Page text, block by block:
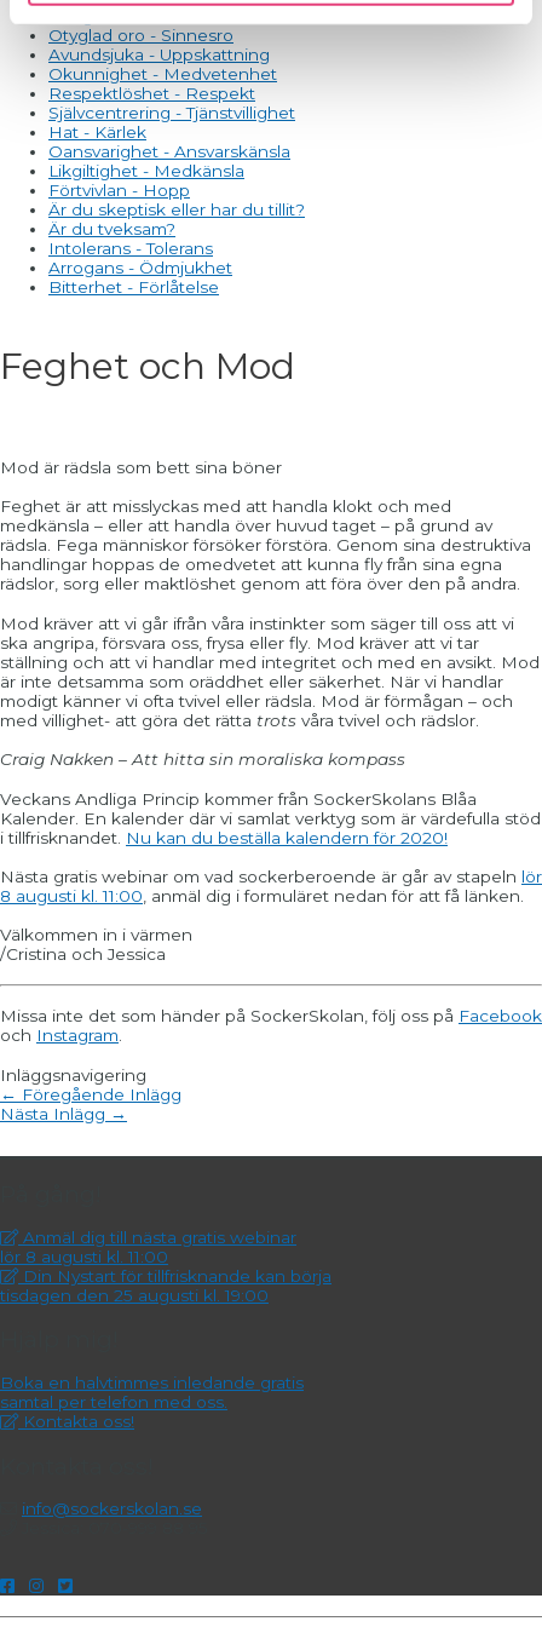
Otyglad oro - Sinnesro
Avundsjuka - Uppskattning
Okunnighet - Medvetenhet
Respektlöshet - Respekt
Självcentrering - Tjänstvillighet
Hat - Kärlek
Oansvarighet - Ansvarskänsla
Likgiltighet - Medkänsla
Förtvivlan - Hopp
Är du skeptisk eller har du tillit?
Är du tveksam?
Intolerans - Tolerans
Arrogans - Ödmjukhet
Bitterhet - Förlåtelse
Feghet och Mod
Mod är rädsla som bett sina böner
Feghet är att misslyckas med att handla klokt och med
medkänsla – eller att handla över huvud taget – på grund av
rädsla. Fega människor försöker förstöra. Genom sina destruktiva
handlingar hoppas de omedvetet att kunna fly från sina egna
rädslor, sorg eller maktlöshet genom att föra över den på andra.
Mod kräver att vi går ifrån våra instinkter som säger till oss att vi
ska angripa, försvara oss, frysa eller fly. Mod kräver att vi tar
ställning och att vi handlar med integritet och med en avsikt. Mod
är inte detsamma som oräddhet eller säkerhet. När vi handlar
modigt känner vi ofta tvivel eller rädsla. Mod är förmågan – och
med villighet- att göra det rätta trots våra tvivel och rädslor.
Craig Nakken – Att hitta sin moraliska kompass
Veckans Andliga Princip kommer från SockerSkolans Blåa
Kalender. En kalender där vi samlat verktyg som är värdefulla stöd
i tillfrisknandet. Nu kan du beställa kalendern för 2020!
Nästa gratis webinar om vad sockerberoende är går av stapeln lör
8 augusti kl. 11:00 , anmäl dig i formuläret nedan för att få länken.
Välkommen in i värmen
/Cristina och Jessica
Missa inte det som händer på SockerSkolan, följ oss på Facebook
och Instagram.
Inläggsnavigering
← Föregående Inlägg
Nästa Inlägg →
Anmäl dig till nästa gratis webinar
lör 8 augusti kl. 11:00
Din Nystart för tillfrisknande kan börja
tisdagen den 25 augusti kl. 19:00
Boka en halvtimmes inledande gratis
samtal per telefon med oss.
Kontakta oss!
info@sockerskolan.se